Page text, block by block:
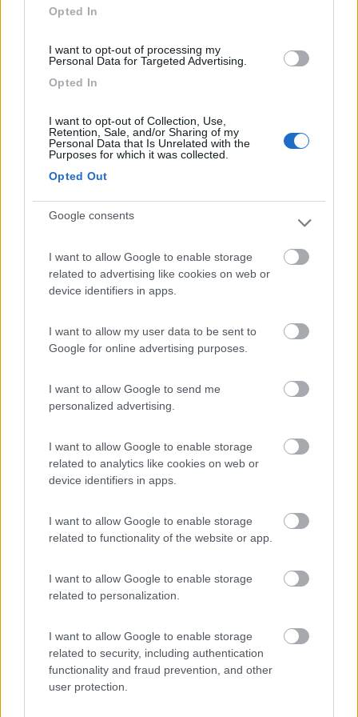
Opted In
I want to opt-out of processing my
Personal Data for Targeted Advertising.
Opted In
I want to opt-out of Collection, Use,
Retention, Sale, and/or Sharing of my
Personal Data that Is Unrelated with the
Purposes for which it was collected.
Opted Out
Google consents
I want to allow Google to enable storage
related to advertising like cookies on web or
device identifiers in apps.
I want to allow my user data to be sent to
Google for online advertising purposes.
I want to allow Google to send me
personalized advertising.
I want to allow Google to enable storage
related to analytics like cookies on web or
device identifiers in apps.
I want to allow Google to enable storage
related to functionality of the website or app.
I want to allow Google to enable storage
related to personalization.
I want to allow Google to enable storage
related to security, including authentication
functionality and fraud prevention, and other
user protection.
Inserito il16/03/2009
no no hai capito benissimo 12 viti 12 buchi.. >
> Allora sono proprio pazzi incompetenti !!! Danieleid="blue">
104
Inserito il16/03/2009 alle: 10:20:39
persone proprio perchè non mi è rimasto altro da fare .. non
voglio diffamarli ma a me ne hanno combinate troppe..a
vendere sono tutti buoni..ma è il post vendita che conta..tra
piemonte!!! aiuto si salvi chi puòòò. pensa che non avevano
neanche i bolli in regola del mio mezzo comprato ex noleggio e
quando ho avuto un problema copribile dalla garanzia ho
dovuto pagarmelo e non me li hanno ridati! 108 euro!!pidocchi e
Tuonomotori
Inserito il16/03/2009 alle:11:08:38
Originally posted by a.daniele
pannelli solari..mi hanno messo 12 viti..mi hanno bucato il tetto
con relativa infiltrazione... >
> Spero di aver capito male. Per fissare le staffe dei pannelli sul
Saluti Danieleid="blue">
> non penso proprio. io sul mio da 3 anni ho fissato 2 pannelli
viene sigillato per bene non vedo il problema. se non hai il tetto
rigido e portante come il mio non puoi permetterti solo di
incollarli. dopo un po' li perdi in autostrada. luca
masivo